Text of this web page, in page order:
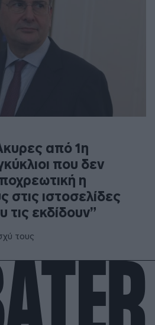
από 1η
που δεν
η
στις ιστοσελίδες
εκδίδουν”
τους